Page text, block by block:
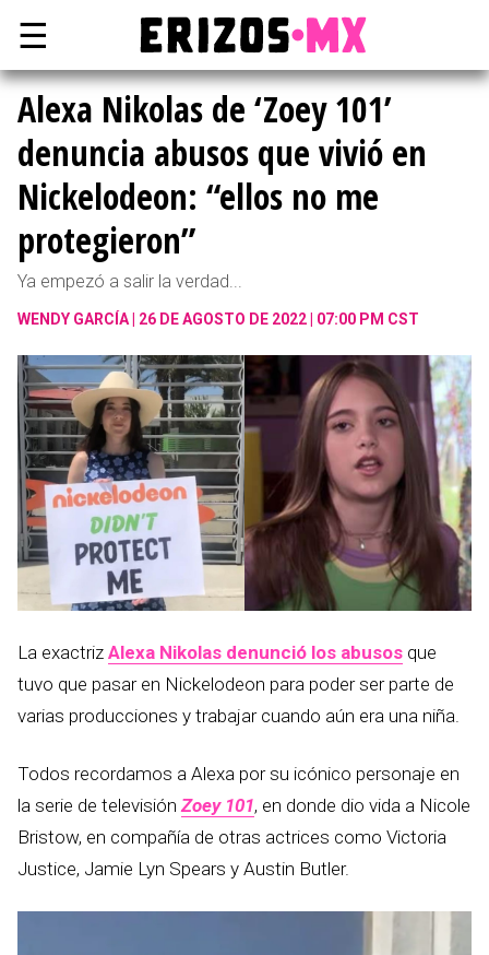
☰
Alexa Nikolas de ‘Zoey 101’
denuncia abusos que vivió en
Nickelodeon: “ellos no me
protegieron”
Ya empezó a salir la verdad...
WENDY GARCÍA 26 DE AGOSTO DE 2022 | 07:00 PM CST
La exactriz Alexa Nikolas denunció los abusos que
tuvo que pasar en Nickelodeon para poder ser parte de
varias producciones y trabajar cuando aún era una niña.
Todos recordamos a Alexa por su icónico personaje en
la serie de televisiónZoey 101, en donde dio vida a Nicole
Bristow, en compañía de otras actrices como Victoria
Justice, Jamie Lyn Spears y Austin Butler.